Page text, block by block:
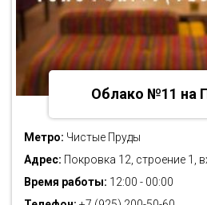
Облако №11 на
Метро: Чистые Пруды
Адрес: Покровка 12, строение 1,
Время работы: 12:00 - 00:00